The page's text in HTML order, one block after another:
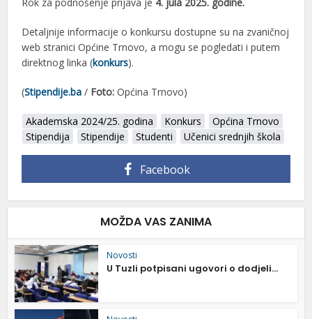
Detaljnije informacije o konkursu dostupne su na zvaničnoj
web stranici Općine Trnovo, a mogu se pogledati i putem
direktnog linka (konkurs).
(Stipendije.ba / Foto: Općina Trnovo)
Akademska 2024/25. godina Konkurs
Općina Trnovo
Stipendija
Stipendije Studenti Učenici srednjih škola
Facebook
MOŽDA VAS ZANIMA
Novosti
U Tuzli potpisani ugovori o dodjeli...